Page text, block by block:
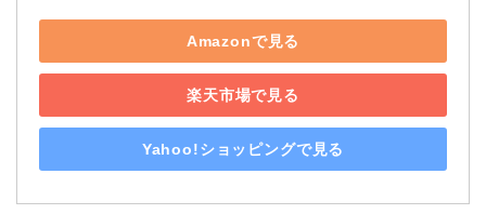
Amazonで見る
楽天市場で見る
Yahoo!ショッピングで見る